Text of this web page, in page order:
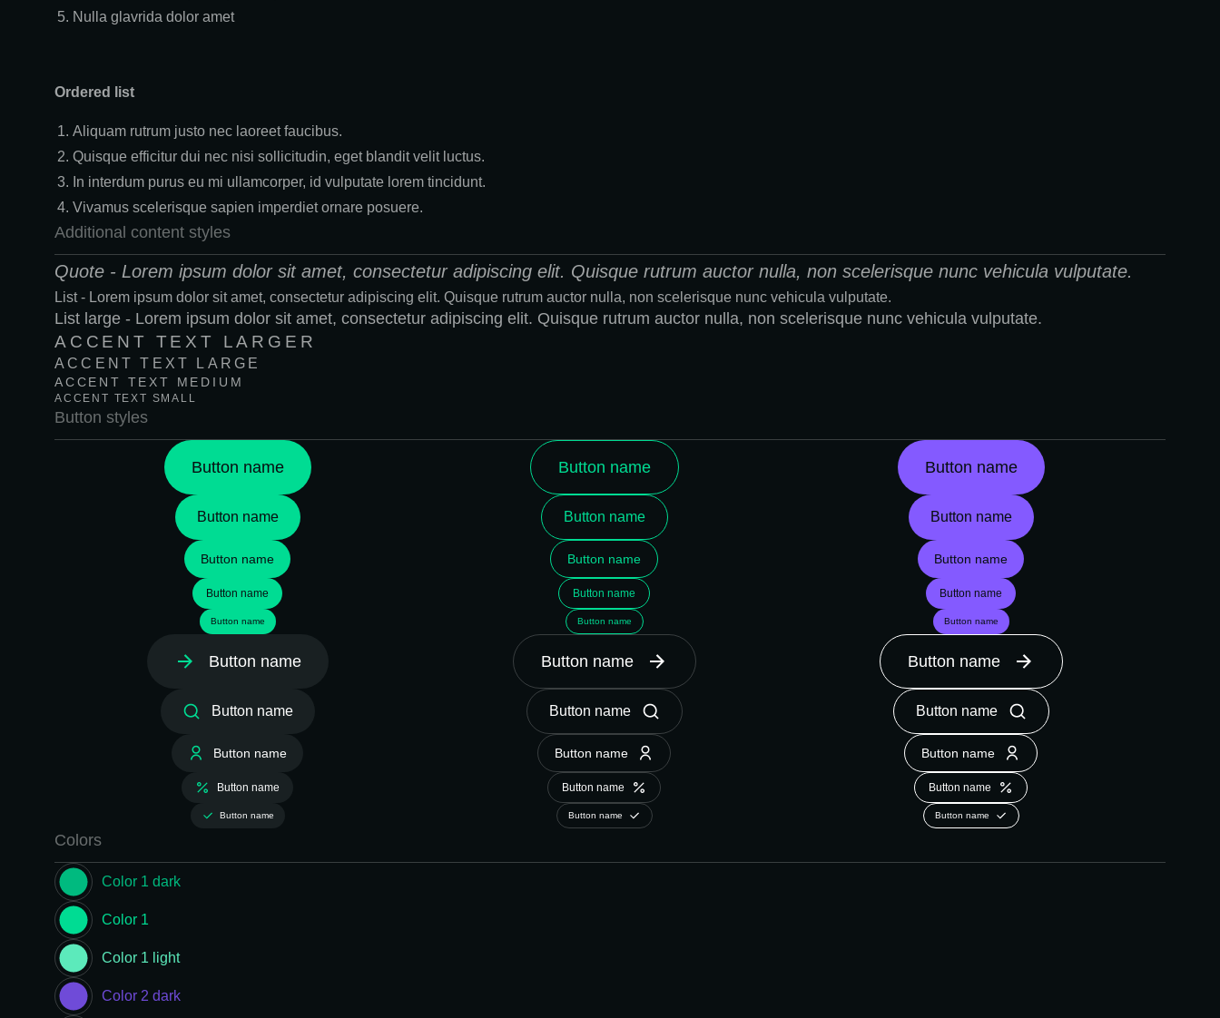
Nulla glavrida dolor amet
Ordered list
Aliquam rutrum justo nec laoreet faucibus.
Quisque efficitur dui nec nisi sollicitudin, eget blandit velit luctus.
In interdum purus eu mi ullamcorper, id vulputate lorem tincidunt.
Vivamus scelerisque sapien imperdiet ornare posuere.
Additional content styles
Quote - Lorem ipsum dolor sit amet, consectetur adipiscing elit. Quisque rutrum auctor nulla, non scelerisque nunc vehicula vulputate.
List - Lorem ipsum dolor sit amet, consectetur adipiscing elit. Quisque rutrum auctor nulla, non scelerisque nunc vehicula vulputate.
List large - Lorem ipsum dolor sit amet, consectetur adipiscing elit. Quisque rutrum auctor nulla, non scelerisque nunc vehicula vulputate.
ACCENT TEXT LARGER
ACCENT TEXT LARGE
ACCENT TEXT MEDIUM
ACCENT TEXT SMALL
Button styles
Button name
Button name
Button name
Button name
Button name
Button name
Button name
Button name
Button name
Button name
Button name
Button name
Button name
Button name
Button name
Button name
Button name
Button name
Button name
Button name
Button name
Button name
Button name
Button name
Button name
Button name
Button name
Button name
Button name
Button name
Colors
Color 1 dark
Color 1
Color 1 light
Color 2 dark